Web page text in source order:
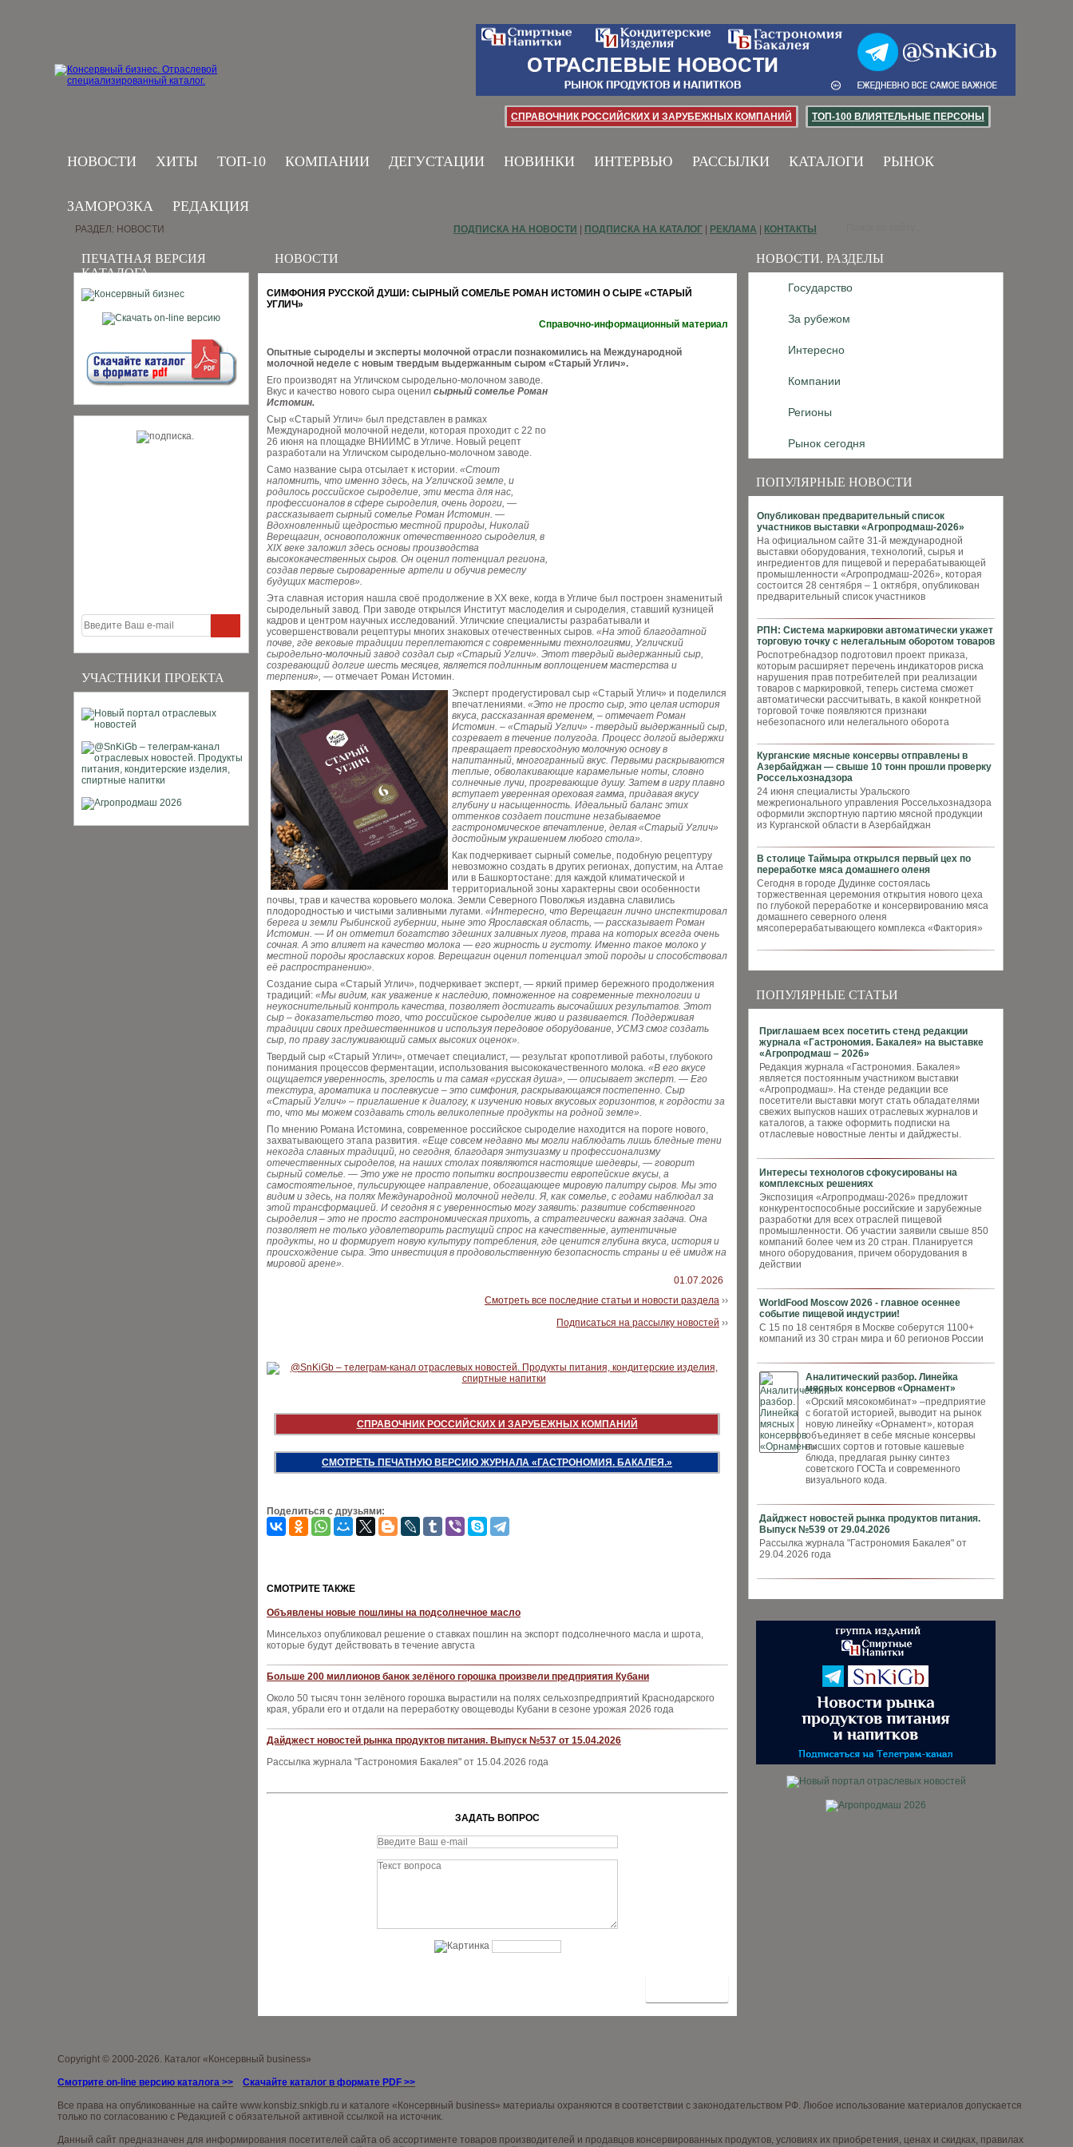
СПРАВОЧНИК РОССИЙСКИХ И ЗАРУБЕЖНЫХ КОМПАНИЙ ТОП-100 ВЛИЯТЕЛЬНЫЕ ПЕРСОНЫ
НОВОСТИ ХИТЫ ТОП-10 КОМПАНИИ ДЕГУСТАЦИИ НОВИНКИ ИНТЕРВЬЮ РАССЫЛКИ КАТАЛОГИ РЫНОК
ЗАМОРОЗКА РЕДАКЦИЯ
ПЕЧАТНАЯ ВЕРСИЯ
КАТАЛОГА
УЧАСТНИКИ ПРОЕКТА
НОВОСТИ. РАЗДЕЛЫ
Государство
За рубежом
Интересно
Компании
Регионы
Рынок сегодня
ПОПУЛЯРНЫЕ НОВОСТИ
Опубликован предварительный список
участников выставки «Агропродмаш-2026»
На официальном сайте 31-й международной
выставки оборудования, технологий, сырья и
ингредиентов для пищевой и перерабатывающей
промышленности «Агропродмаш-2026», которая
состоится 28 сентября – 1 октября, опубликован
предварительный список участников
РПН: Система маркировки автоматически укажет
торговую точку с нелегальным оборотом товаров
Роспотребнадзор подготовил проект приказа,
которым расширяет перечень индикаторов риска
нарушения прав потребителей при реализации
товаров с маркировкой, теперь система сможет
автоматически рассчитывать, в какой конкретной
торговой точке появляются признаки
небезопасного или нелегального оборота
Курганские мясные консервы отправлены в
Азербайджан — свыше 10 тонн прошли проверку
Россельхознадзора
24 июня специалисты Уральского
межрегионального управления Россельхознадзора
оформили экспортную партию мясной продукции
из Курганской области в Азербайджан
В столице Таймыра открылся первый цех по
переработке мяса домашнего оленя
Сегодня в городе Дудинке состоялась
торжественная церемония открытия нового цеха
по глубокой переработке и консервированию мяса
домашнего северного оленя
мясоперерабатывающего комплекса «Фактория»
ПОПУЛЯРНЫЕ СТАТЬИ
Приглашаем всех посетить стенд редакции
журнала «Гастрономия. Бакалея» на выставке
«Агропродмаш – 2026»
Редакция журнала «Гастрономия. Бакалея»
является постоянным участником выставки
«Агропродмаш». На стенде редакции все
посетители выставки могут стать обладателями
свежих выпусков наших отраслевых журналов и
каталогов, а также оформить подписки на
отласлевые новостные ленты и дайджесты.
Интересы технологов сфокусированы на
комплексных решениях
Экспозиция «Агропродмаш-2026» предложит
конкурентоспособные российские и зарубежные
разработки для всех отраслей пищевой
промышленности. Об участии заявили свыше 850
компаний более чем из 20 стран. Планируется
много оборудования, причем оборудования в
действии
WorldFood Moscow 2026 - главное осеннее
событие пищевой индустрии!
С 15 по 18 сентября в Москве соберутся 1100+
компаний из 30 стран мира и 60 регионов России
Аналитический разбор. Линейка
мясных консервов «Орнамент»
«Орский мясокомбинат» –предприятие
с богатой историей, выводит на рынок
новую линейку «Орнамент», которая
объединяет в себе мясные консервы
высших сортов и готовые кашевые
блюда, предлагая рынку синтез
советского ГОСТа и современного
визуального кода.
Дайджест новостей рынка продуктов питания.
Выпуск №539 от 29.04.2026
Рассылка журнала "Гастрономия Бакалея" от
29.04.2026 года
РАЗДЕЛ: НОВОСТИ ПОДПИСКА НА НОВОСТИ ПОДПИСКА НА КАТАЛОГ РЕКЛАМА КОНТАКТЫ
НОВОСТИ
СИМФОНИЯ РУССКОЙ ДУШИ: СЫРНЫЙ СОМЕЛЬЕ РОМАН ИСТОМИН О СЫРЕ «СТАРЫЙ
УГЛИЧ»
Справочно-информационный материал
Опытные сыроделы и эксперты молочной отрасли познакомились на Международной
молочной неделе с новым твердым выдержанным сыром «Старый Углич».
Его производят на Угличском сыродельно-молочном заводе.
Вкус и качество нового сыра оценил сырный сомелье Роман
Истомин.
Сыр «Старый Углич» был представлен в рамках
Международной молочной недели, которая проходит с 22 по
26 июня на площадке ВНИИМС в Угличе. Новый рецепт
разработали на Угличском сыродельно-молочном заводе.
Само название сыра отсылает к истории. «Стоит
напомнить, что именно здесь, на Угличской земле, и
родилось российское сыроделие, эти места для нас,
профессионалов в сфере сыроделия, очень дороги, —
рассказывает сырный сомелье Роман Истомин. —
Вдохновленный щедростью местной природы, Николай
Верещагин, основоположник отечественного сыроделия, в
XIX веке заложил здесь основы производства
высококачественных сыров. Он оценил потенциал региона,
создав первые сыроваренные артели и обучив ремеслу
будущих мастеров».
Эта славная история нашла своё продолжение в XX веке, когда в Угличе был построен знаменитый
сыродельный завод. При заводе открылся Институт маслоделия и сыроделия, ставший кузницей
кадров и центром научных исследований. Угличские специалисты разрабатывали и
усовершенствовали рецептуры многих знаковых отечественных сыров. «На этой благодатной
почве, где вековые традиции переплетаются с современными технологиями, Угличский
сыродельно-молочный завод создал сыр «Старый Углич». Этот твердый выдержанный сыр,
созревающий долгие шесть месяцев, является подлинным воплощением мастерства и
терпения», — отмечает Роман Истомин.
Эксперт продегустировал сыр «Старый Углич» и поделился
впечатлениями. «Это не просто сыр, это целая история
вкуса, рассказанная временем, – отмечает Роман
Истомин. – «Старый Углич» - твердый выдержанный сыр,
созревает в течение полугода. Процесс долгой выдержки
превращает превосходную молочную основу в
напитанный, многогранный вкус. Первыми раскрываются
теплые, обволакивающие карамельные ноты, словно
солнечные лучи, прогревающие душу. Затем в игру плавно
вступает уверенная ореховая гамма, придавая вкусу
глубину и насыщенность. Идеальный баланс этих
оттенков создает поистине незабываемое
гастрономическое впечатление, делая «Старый Углич»
достойным украшением любого стола».
Как подчеркивает сырный сомелье, подобную рецептуру
невозможно создать в других регионах, допустим, на Алтае
или в Башкортостане: для каждой климатической и
территориальной зоны характерны свои особенности
почвы, трав и качества коровьего молока. Земли Северного Поволжья издавна славились
плодородностью и чистыми заливными лугами. «Интересно, что Верещагин лично инспектировал
берега и земли Рыбинской губернии, ныне это Ярославская область, — рассказывает Роман
Истомин. — И он отметил богатство здешних заливных лугов, трава на которых всегда очень
сочная. А это влияет на качество молока — его жирность и густоту. Именно такое молоко у
местной породы ярославских коров. Верещагин оценил потенциал этой породы и способствовал
её распространению».
Создание сыра «Старый Углич», подчеркивает эксперт, — яркий пример бережного продолжения
традиций: «Мы видим, как уважение к наследию, помноженное на современные технологии и
неукоснительный контроль качества, позволяет достигать высочайших результатов. Этот
сыр – доказательство того, что российское сыроделие живо и развивается. Поддерживая
традиции своих предшественников и используя передовое оборудование, УСМЗ смог создать
сыр, по праву заслуживающий самых высоких оценок».
Твердый сыр «Старый Углич», отмечает специалист, — результат кропотливой работы, глубокого
понимания процессов ферментации, использования высококачественного молока. «В его вкусе
ощущается уверенность, зрелость и та самая «русская душа», — описывает эксперт. — Его
текстура, ароматика и послевкусие – это симфония, раскрывающаяся постепенно. Сыр
«Старый Углич» – приглашение к диалогу, к изучению новых вкусовых горизонтов, к гордости за
то, что мы можем создавать столь великолепные продукты на родной земле».
По мнению Романа Истомина, современное российское сыроделие находится на пороге нового,
захватывающего этапа развития. «Еще совсем недавно мы могли наблюдать лишь бледные тени
некогда славных традиций, но сегодня, благодаря энтузиазму и профессионализму
отечественных сыроделов, на наших столах появляются настоящие шедевры, — говорит
сырный сомелье. — Это уже не просто попытки воспроизвести европейские вкусы, а
самостоятельное, пульсирующее направление, обогащающее мировую палитру сыров. Мы это
видим и здесь, на полях Международной молочной недели. Я, как сомелье, с годами наблюдал за
этой трансформацией. И сегодня я с уверенностью могу заявить: развитие собственного
сыроделия – это не просто гастрономическая прихоть, а стратегически важная задача. Она
позволяет не только удовлетворить растущий спрос на качественные, аутентичные
продукты, но и формирует новую культуру потребления, где ценится глубина вкуса, история и
происхождение сыра. Это инвестиция в продовольственную безопасность страны и её имидж на
мировой арене».
01.07.2026
Смотреть все последние статьи и новости раздела ››
Подписаться на рассылку новостей ››
СПРАВОЧНИК РОССИЙСКИХ И ЗАРУБЕЖНЫХ КОМПАНИЙ
СМОТРЕТЬ ПЕЧАТНУЮ ВЕРСИЮ ЖУРНАЛА «ГАСТРОНОМИЯ. БАКАЛЕЯ.»
Поделиться с друзьями:
CМОТРИТЕ ТАКЖЕ
Объявлены новые пошлины на подсолнечное масло
Минсельхоз опубликовал решение о ставках пошлин на экспорт подсолнечного масла и шрота,
которые будут действовать в течение августа
Больше 200 миллионов банок зелёного горошка произвели предприятия Кубани
Около 50 тысяч тонн зелёного горошка вырастили на полях сельхозпредприятий Краснодарского
края, убрали его и отдали на переработку овощеводы Кубани в сезоне урожая 2026 года
Дайджест новостей рынка продуктов питания. Выпуск №537 от 15.04.2026
Рассылка журнала "Гастрономия Бакалея" от 15.04.2026 года
ЗАДАТЬ ВОПРОС
Copyright © 2000-2026. Каталог «Консервный business»
Смотрите on-line версию каталога >> Скачайте каталог в формате PDF >>
Все права на опубликованные на сайте www.konsbiz.snkigb.ru и каталоге «Консервный business» материалы охраняются в соответствии с законодательством РФ. Любое использование материалов допускается
только по согласованию с Редакцией с обязательной активной ссылкой на источник.
Данный сайт предназначен для информирования посетителей сайта об ассортименте товаров производителей и продавцов консервированных продуктов, условиях их приобретения, ценах и скидках, правилах